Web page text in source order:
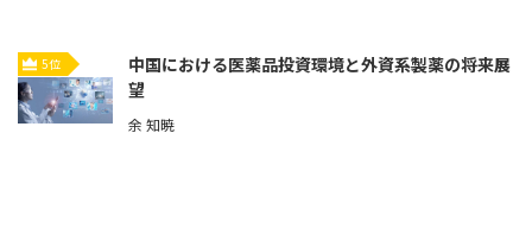
5位
中国における医薬品投資環境と外資系製薬の将来展
望
余 知暁